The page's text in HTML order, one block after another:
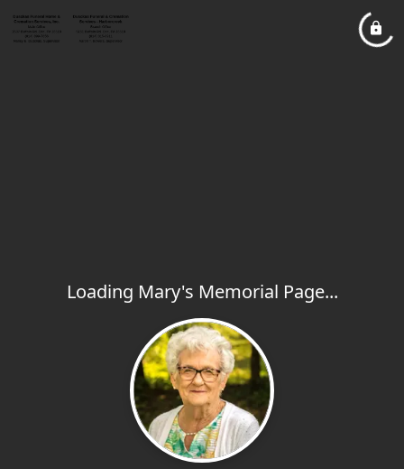
Loading Mary's Memorial Page...